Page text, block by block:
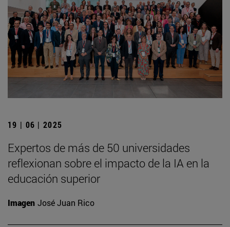
19 | 06 | 2025
Expertos de más de 50 universidades
reflexionan sobre el impacto de la IA en la
educación superior
Imagen José Juan Rico